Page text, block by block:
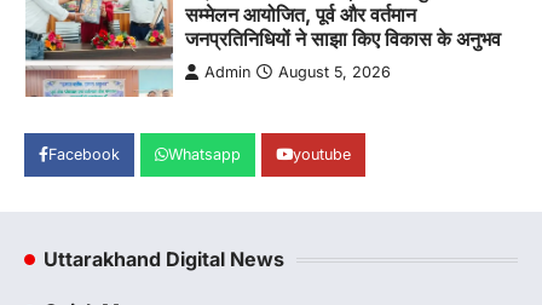
1
चौखुटिया में सेवा पखवाड़ा शिविर: 954 लोगों ने
लिया लाभ, 191 में से 182 शिकायतों का मौके
पर हुआ निस्तारण
ने किया प्रतिभाग जिलाधिकारी अंशुल सिंह…
अल्मोड़ा उत्तराखण्ड कुमाऊं ख़बरें
खिलाड़ी प्रोत्साहन योजना की खेल
Facebook Whatsapp youtube
Uttarakhand Digital News